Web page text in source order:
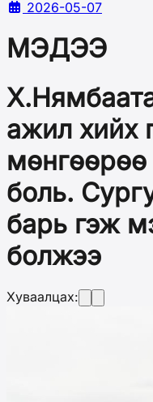
2026-05-07
МЭДЭЭ
ажил хийх
мөнгөөрөө
боль.
барь гэж
болжээ
Хуваалцах: